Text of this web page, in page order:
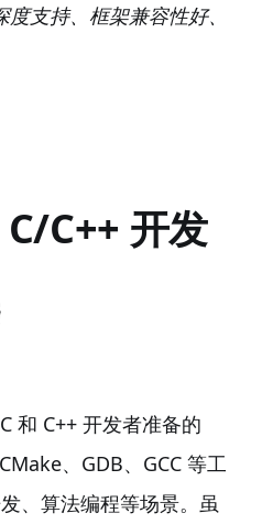
度支持、框架兼容性好、
C++ 开发
和 C++ 开发者准备的
、GDB、GCC 等工
、算法编程等场景。虽